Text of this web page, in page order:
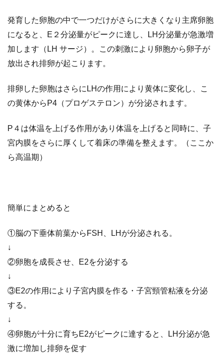
発育した卵胞の中で一つだけがさらに大きくなり主席卵胞
になると、E２分泌量がピークに達し、LH分泌量が急激増
加します（LH サージ）。この刺激により卵胞から卵子が
放出され排卵が起こります。
排卵した卵胞はさらにLHの作用により黄体に変化し、こ
の黄体からP4（プロゲステロン）が分泌されます。
P４は体温を上げる作用があり体温を上げると同時に、子
宮内膜をさらに厚くして着床の準備を整えます。（ここか
ら高温期）
簡単にまとめると
①脳の下垂体前葉からFSH、LHが分泌される。
↓
②卵胞を成長させ、E2を分泌する
↓
③E2の作用により子宮内膜を作る・子宮頸管粘液を分泌
する。
↓
④卵胞が十分に育ちE2がピークに達すると、LH分泌が急
激に増加し排卵を促す